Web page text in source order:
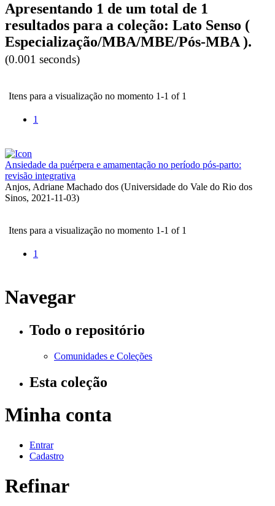
Apresentando 1 de um total de 1
resultados para a coleção: Lato Senso (
Especialização/MBA/MBE/Pós-MBA ).
(0.001 seconds)
Itens para a visualização no momento 1-1 of 1
1
Ansiedade da puérpera e amamentação no período pós-parto:
revisão integrativa
Anjos, Adriane Machado dos (Universidade do Vale do Rio dos
Sinos, 2021-11-03)
Itens para a visualização no momento 1-1 of 1
1
Navegar
Todo o repositório
Comunidades e Coleções
Esta coleção
Minha conta
Entrar
Cadastro
Refinar